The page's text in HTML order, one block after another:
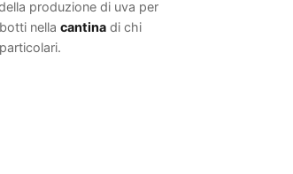
produzione di uva per
nella cantina di chi